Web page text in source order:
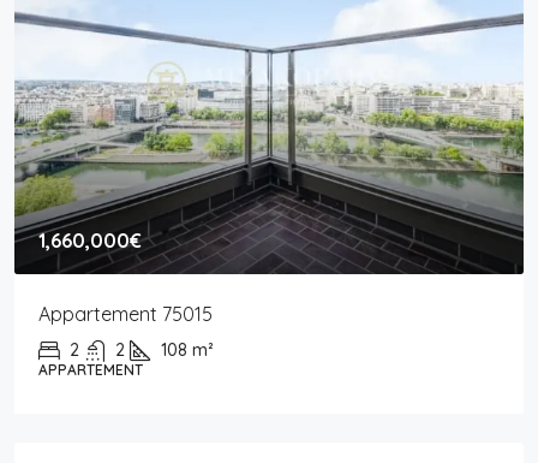
1,660,000€
Appartement 75015
2 2 108 m²
APPARTEMENT